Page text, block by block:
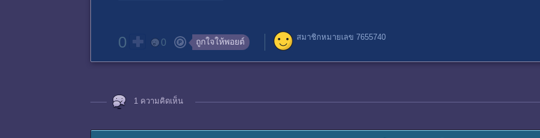
0 0 ถูกใจให้พอยต์ สมาชิกหมายเลข 7655740
1 ความคิดเห็น